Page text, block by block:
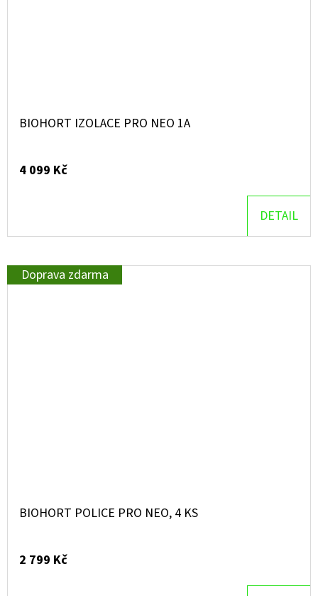
BIOHORT IZOLACE PRO NEO 1A
4 099 Kč
DETAIL
Doprava zdarma
BIOHORT POLICE PRO NEO, 4 KS
2 799 Kč